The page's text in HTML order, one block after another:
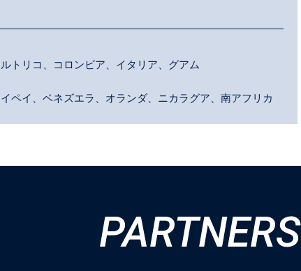
トリコ、コロンビア、イタリア、グアム
ペイ、ベネズエラ、オランダ、ニカラグア、南アフリカ
PARTNERS